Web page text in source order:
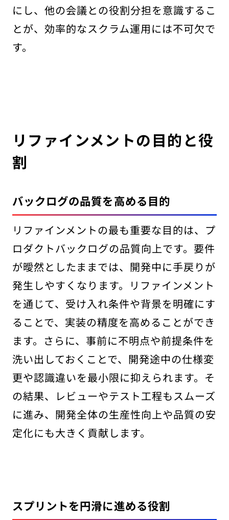
にし、他の会議との役割分担を意識するこ
とが、効率的なスクラム運用には不可欠で
す。
リファインメントの目的と役
割
バックログの品質を高める目的
リファインメントの最も重要な目的は、プ
ロダクトバックログの品質向上です。要件
が曖然としたままでは、開発中に手戻りが
発生しやすくなります。リファインメント
を通じて、受け入れ条件や背景を明確にす
ることで、実装の精度を高めることができ
ます。さらに、事前に不明点や前提条件を
洗い出しておくことで、開発途中の仕様変
更や認識違いを最小限に抑えられます。そ
の結果、レビューやテスト工程もスムーズ
に進み、開発全体の生産性向上や品質の安
定化にも大きく貢献します。
スプリントを円滑に進める役割